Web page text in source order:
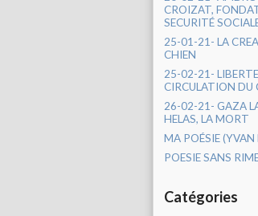
CROIZAT,
SECURITÉ
25-01-21- LA
CHIEN
25-02-21-
CIRCULATION DU
26-02-21- GAZA
HELAS, LA MORT
MA POÉSIE (YVAN
POESIE SANS
Catégories